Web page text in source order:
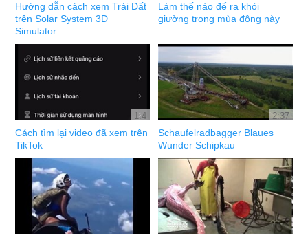
Hướng dẫn cách xem Trái Đất
trên Solar System 3D
Simulator
Làm thế nào để ra khỏi
giường trong mùa đông này
1:4
Cách tìm lại video đã xem trên
TikTok
2:37
Schaufelradbagger Blaues
Wunder Schipkau